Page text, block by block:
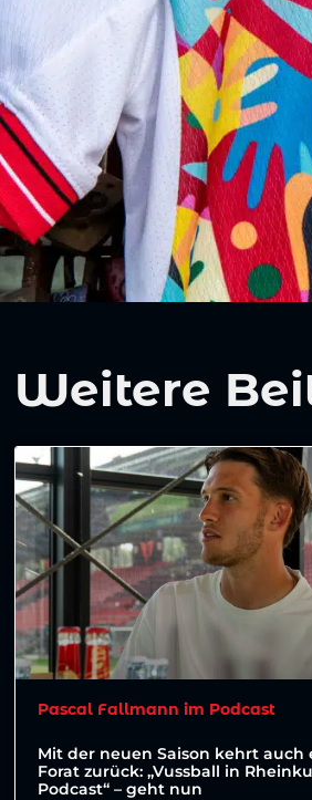
Weitere
Pascal Fallmann im Podcast
Mit der neuen Saison kehrt
Forat zurück: „Vussball in
Podcast“ – geht nun